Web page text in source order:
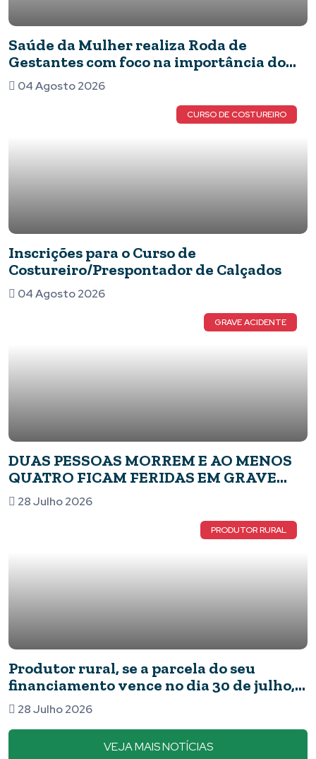
Saúde da Mulher realiza Roda de
Gestantes com foco na importância do
pré-natal
04 Agosto 2026
CURSO DE COSTUREIRO
Inscrições para o Curso de
Costureiro/Prespontador de Calçados
04 Agosto 2026
GRAVE ACIDENTE
DUAS PESSOAS MORREM E AO MENOS
QUATRO FICAM FERIDAS EM GRAVE
ACIDENTE NA PONTE DAS ARARAS, NA
MG-050, EM PIUMHI
28 Julho 2026
PRODUTOR RURAL
Produtor rural, se a parcela do seu
financiamento vence no dia 30 de julho,
este aviso é para você!
28 Julho 2026
VEJA MAIS NOTÍCIAS